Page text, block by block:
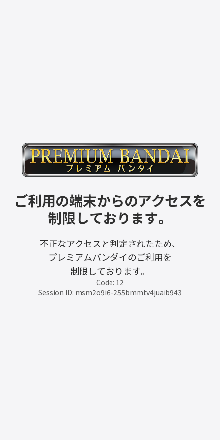
ご利用の端末からのアクセスを
制限しております。
不正なアクセスと判定されたため、
プレミアムバンダイのご利用を
制限しております。
Code: 12
Session ID: msm2o9i6-255bmmtv4juaib943